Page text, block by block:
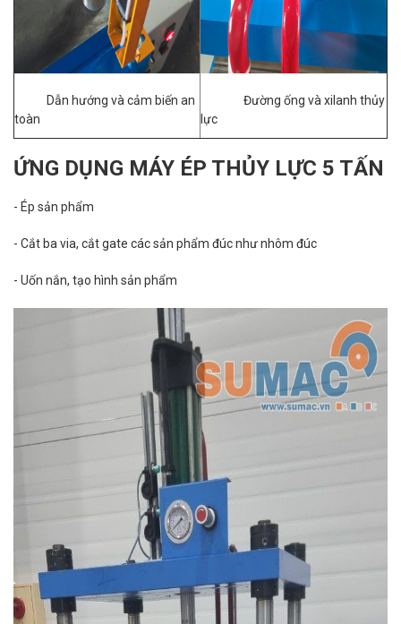
Dẫn hướng và cảm biến an
toàn
Đường ống và xilanh thủy
lực
ỨNG DỤNG MÁY ÉP THỦY LỰC 5 TẤN
- Ép sản phẩm
- Cắt ba via, cắt gate các sản phẩm đúc như nhôm đúc
- Uốn nắn, tạo hình sản phẩm